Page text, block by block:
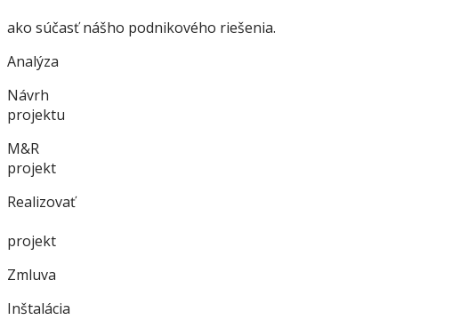
ako súčasť nášho podnikového riešenia.
Analýza
Návrh
projektu
M&R
projekt
Realizovať
projekt
Zmluva
Inštalácia